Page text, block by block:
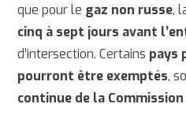
que pour le gaz non russe,
cinq à sept jours avant
d’intersection. Certains pays
pourront être exemptés,
continue de la